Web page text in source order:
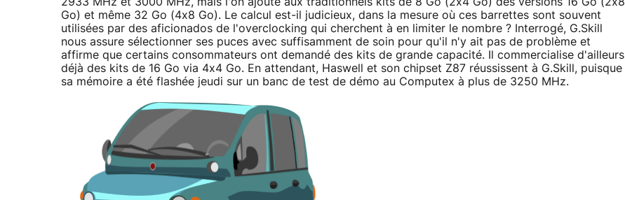
2933 MHz et 3000 MHz, mais l'on ajoute aux traditionnels kits de 8 Go (2x4 Go) des versions 16 Go (2x8
Go) et même 32 Go (4x8 Go). Le calcul est-il judicieux, dans la mesure où ces barrettes sont souvent
utilisées par des aficionados de l'overclocking qui cherchent à en limiter le nombre ? Interrogé, G.Skill
nous assure sélectionner ses puces avec suffisamment de soin pour qu'il n'y ait pas de problème et
affirme que certains consommateurs ont demandé des kits de grande capacité. Il commercialise d'ailleurs
déjà des kits de 16 Go via 4x4 Go. En attendant, Haswell et son chipset Z87 réussissent à G.Skill, puisque
sa mémoire a été flashée jeudi sur un banc de test de démo au Computex à plus de 3250 MHz.